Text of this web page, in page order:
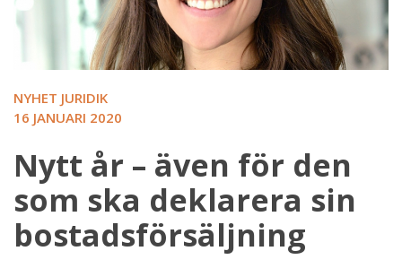
NYHET JURIDIK
16 JANUARI 2020
Nytt år – även för den
som ska deklarera sin
bostadsförsäljning